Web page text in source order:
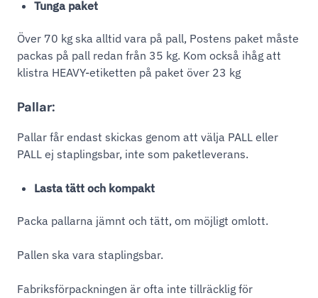
Tunga paket
Över 70 kg ska alltid vara på pall, Postens paket måste
packas på pall redan från 35 kg. Kom också ihåg att
klistra HEAVY-etiketten på paket över 23 kg
Pallar:
Pallar får endast skickas genom att välja PALL eller
PALL ej staplingsbar, inte som paketleverans.
Lasta tätt och kompakt
Packa pallarna jämnt och tätt, om möjligt omlott.
Pallen ska vara staplingsbar.
Fabriksförpackningen är ofta inte tillräcklig för